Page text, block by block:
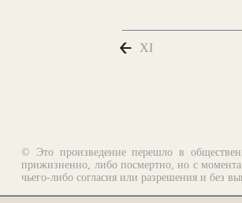
XI
© Это произведение перешло в
прижизненно, либо посмертно, но с
чьего-либо согласия или разрешения и без